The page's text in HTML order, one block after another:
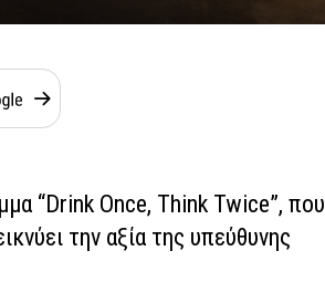
“Drink Once, Think Twice”, που
την αξία της υπεύθυνης